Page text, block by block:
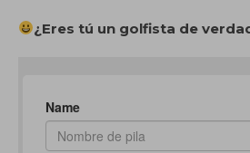
¿Eres tú un golfista de